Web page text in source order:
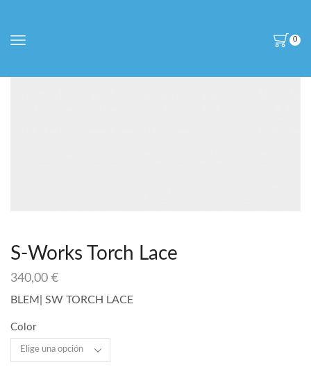
0
S-Works Torch Lace
340,00 €
BLEM| SW TORCH LACE
Color